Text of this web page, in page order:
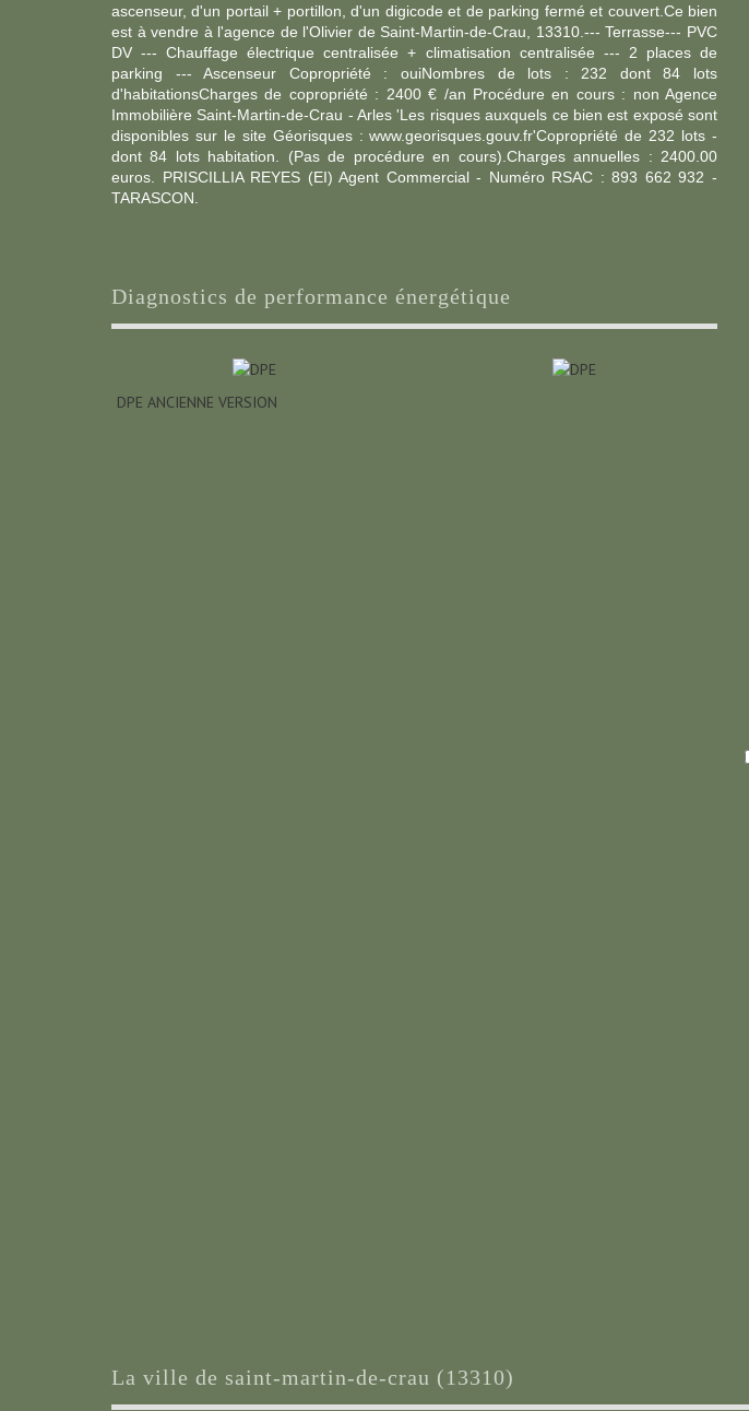
ascenseur, d'un portail + portillon, d'un digicode et de parking fermé et couvert.Ce bien
est à vendre à l'agence de l'Olivier de Saint-Martin-de-Crau, 13310.--- Terrasse--- PVC
DV --- Chauffage électrique centralisée + climatisation centralisée --- 2 places de
parking --- Ascenseur Copropriété : ouiNombres de lots : 232 dont 84 lots
d'habitationsCharges de copropriété : 2400 € /an Procédure en cours : non Agence
Immobilière Saint-Martin-de-Crau - Arles 'Les risques auxquels ce bien est exposé sont
disponibles sur le site Géorisques : www.georisques.gouv.fr'Copropriété de 232 lots -
dont 84 lots habitation. (Pas de procédure en cours).Charges annuelles : 2400.00
euros. PRISCILLIA REYES (EI) Agent Commercial - Numéro RSAC : 893 662 932 -
TARASCON.
diagnostics de performance énergétique
DPE ANCIENNE VERSION
la ville de saint-martin-de-crau (13310)